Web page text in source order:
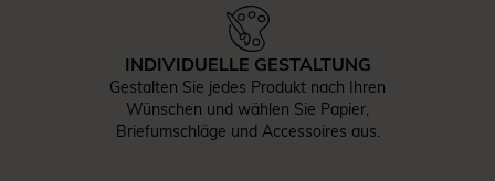
INDIVIDUELLE GESTALTUNG
Gestalten Sie jedes Produkt nach Ihren
Wünschen und wählen Sie Papier,
Briefumschläge und Accessoires aus.